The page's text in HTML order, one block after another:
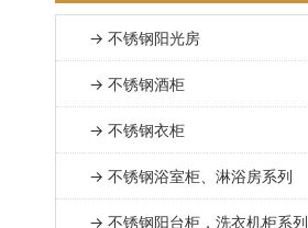
→ 不锈钢阳光房
→ 不锈钢酒柜
→ 不锈钢衣柜
→ 不锈钢浴室柜、淋浴房系列
→ 不锈钢阳台柜，洗衣机柜系列